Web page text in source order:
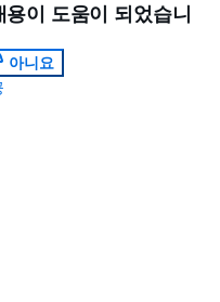
용이 도움이 되었습니
아니요